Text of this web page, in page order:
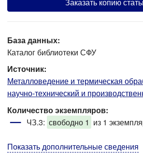
База данных:
Каталог библиотеки СФУ
Источник:
Металловедение и термическая
научно-технический и
Количество экземпляров:
ЧЗ.3: свободно 1 из 1
Показать дополнительные сведения